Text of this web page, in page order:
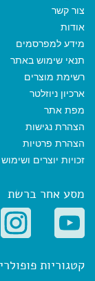
צור קשר
אודות
מידע למפרסמים
תנאי שימוש באתר
רשימת מוצרים
ארכיון ניוזלטר
מפת אתר
הצהרת נגישות
הצהרת פרטיות
זכויות יוצרים
מסע אחר ברשת
קטגוריות